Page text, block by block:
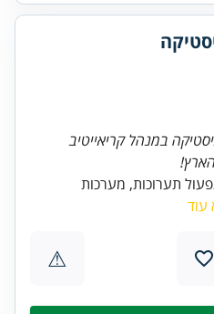
במנהל קריאייטיב
תערוכות, מערכות
עוד
⚠